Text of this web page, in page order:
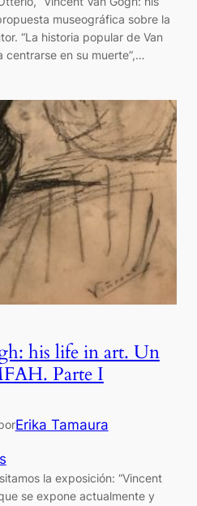
museográfica sobre la
“La historia popular de Van
centrarse en su muerte”,…
his life in art. Un
Parte I
Erika Tamaura
la exposición: “Vincent
se expone actualmente y